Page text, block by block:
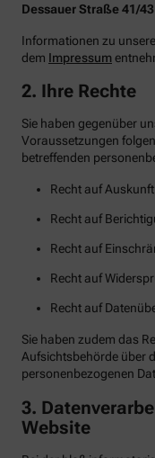
Dessauer Straße 41/
Informationen zu
dem Impressum
2. Ihre Rechte
Sie haben gegenüber
Voraussetzungen
betreffenden
Recht auf
Recht auf
Recht auf
Recht auf
Recht auf
Sie haben zudem das
Aufsichtsbehörde über
personenbezogenen
3.
Website